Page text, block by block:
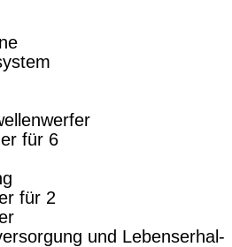
für 6
für 2
und Lebenserhal­